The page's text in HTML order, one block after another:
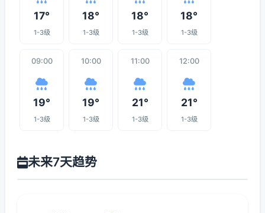
17°
1-3级
18°
1-3级
18°
1-3级
18°
1-3级
09:00
19°
1-3级
10:00
19°
1-3级
11:00
21°
1-3级
12:00
21°
1-3级
未来7天趋势